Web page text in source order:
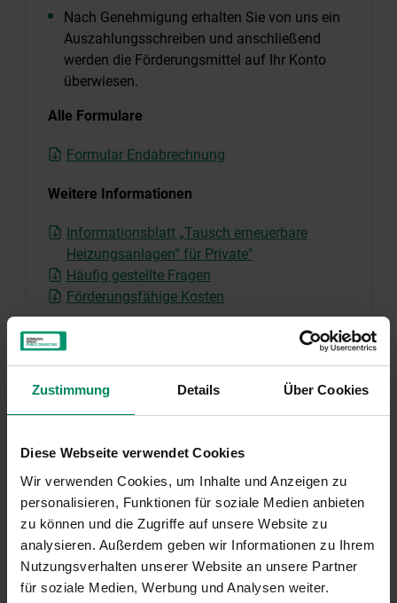
Zustimmung Details Über Cookies
Diese Webseite verwendet Cookies
Wir verwenden Cookies, um Inhalte und Anzeigen zu
personalisieren, Funktionen für soziale Medien anbieten
zu können und die Zugriffe auf unsere Website zu
analysieren. Außerdem geben wir Informationen zu Ihrem
Nutzungsverhalten unserer Website an unsere Partner
für soziale Medien, Werbung und Analysen weiter.
Nach Genehmigung erhalten Sie von uns ein
Auszahlungsschreiben und anschließend
werden die Förderungsmittel auf Ihr Konto
überwiesen.
Alle Formulare
Formular Endabrechnung
Weitere Informationen
Informationsblatt „Tausch erneuerbare
Heizungsanlagen“ für Private"
Häufig gestellte Fragen
Förderungsfähige Kosten
Rechtliche Grundlagen
Rechtliche Grundlagen finden Siehier.